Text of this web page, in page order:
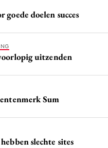
doelen succes
uitzenden
Sum
slechte sites